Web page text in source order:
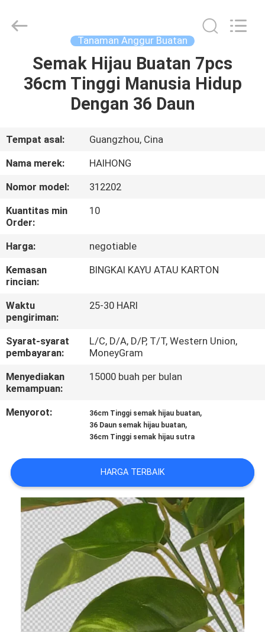
RUMAH
VIDEO
KAMI
PABRIK
KUALITAS
HUBUNGI
KAMI
BERITA
MINTA
PENAWARAN
HARGA
SITEMAP
KEBIJAKAN
PRIVASI
Crafts
Factory.
Tanaman Anggur Buatan
Semak Hijau Buatan 7pcs
36cm Tinggi Manusia Hidup
Dengan 36 Daun
Tempat asal:
Guangzhou, Cina
Nama merek:
HAIHONG
Nomor model:
312202
Kuantitas min
Order:
10
Harga:
negotiable
Kemasan
rincian:
BINGKAI KAYU ATAU KARTON
Waktu
pengiriman:
25-30 HARI
Syarat-syarat
pembayaran:
L/C, D/A, D/P, T/T, Western Union,
MoneyGram
Menyediakan
kemampuan:
15000 buah per bulan
Menyorot: 36cm Tinggi semak hijau buatan,
36 Daun semak hijau buatan,
36cm Tinggi semak hijau sutra
HARGA TERBAIK